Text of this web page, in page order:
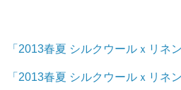
「2013春夏 シルクウールｘリネ
「2013春夏 シルクウールｘリネ